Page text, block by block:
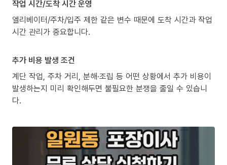
작업 시간/도착 시간 운영
엘리베이터/주차/입주 제한 같은 변수 때문에 도착 시간과 작업
시간 관리가 중요합니다.
추가 비용 발생 조건
계단 작업, 주차 거리, 분해·조립 등 어떤 상황에서 추가 비용이
발생하는지 미리 확인해두면 불필요한 분쟁을 줄일 수 있습니
다.